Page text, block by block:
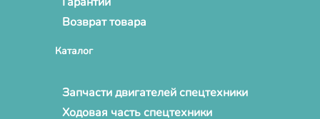
Возврат товара
Каталог
Запчасти двигателей спецтехники
Ходовая часть спецтехники